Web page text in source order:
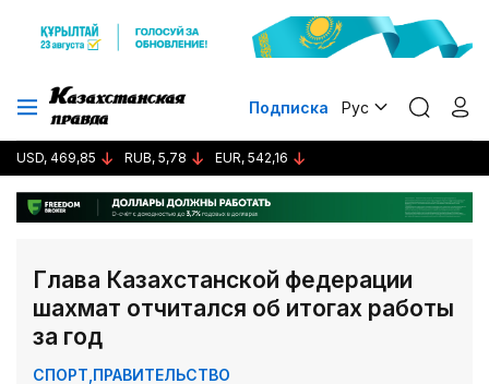
Подписка Рус
USD, 469,85 RUB, 5,78 EUR, 542,16
Глава Казахстанской федерации
шахмат отчитался об итогах работы
за год
СПОРТ ПРАВИТЕЛЬСТВО